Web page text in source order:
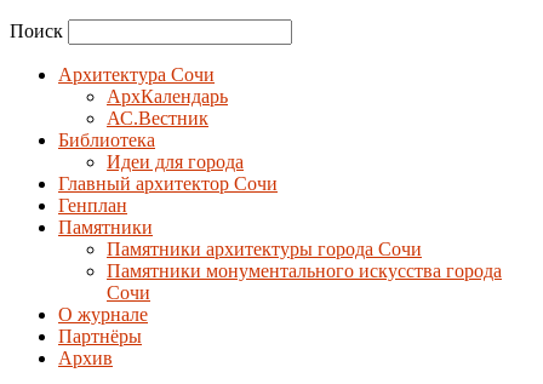
Поиск
Архитектура Сочи
АрхКалендарь
АС.Вестник
Библиотека
Идеи для города
Главный архитектор Сочи
Генплан
Памятники
Памятники архитектуры города Сочи
Памятники монументального искусства города
Сочи
О журнале
Партнёры
Архив